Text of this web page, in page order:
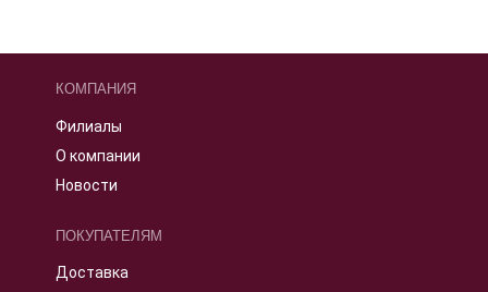
КОМПАНИЯ
Филиалы
О компании
Новости
ПОКУПАТЕЛЯМ
Доставка